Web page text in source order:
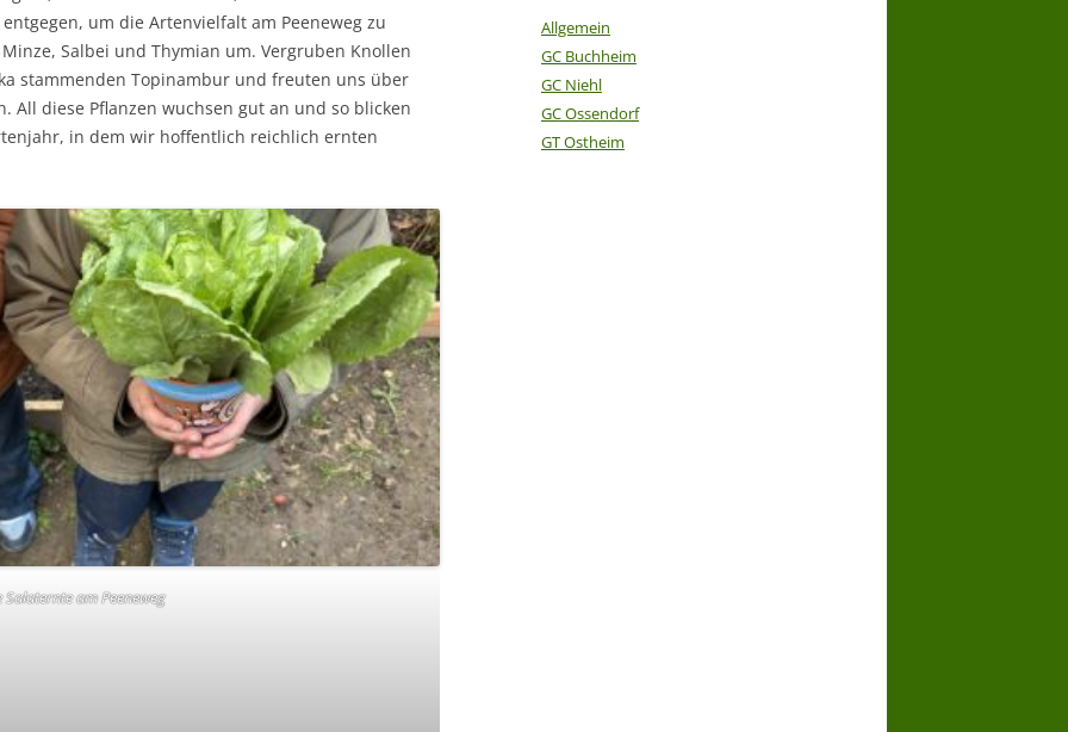
um die Artenvielfalt am Peeneweg zu
Salbei und Thymian um. Vergruben Knollen
stammenden Topinambur und freuten uns über
All diese Pflanzen wuchsen gut an und so blicken
in dem wir hoffentlich reichlich ernten
Salaternte am Peeneweg
Allgemein
GC Buchheim
GC Niehl
GC Ossendorf
GT Ostheim